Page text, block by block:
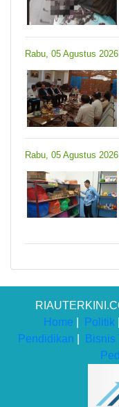
Rabu, 05 Agustus 2026
Rabu, 05 Agustus 2026
Home
Politik
Pendidikan
Bisnis